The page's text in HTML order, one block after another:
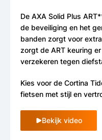
De AXA Solid Plus
de beveiliging en het
banden zorgt voor
zorgt de ART keuring
verzekeren tegen
Kies voor de Cortina
fietsen met stijl en
Bekijk video